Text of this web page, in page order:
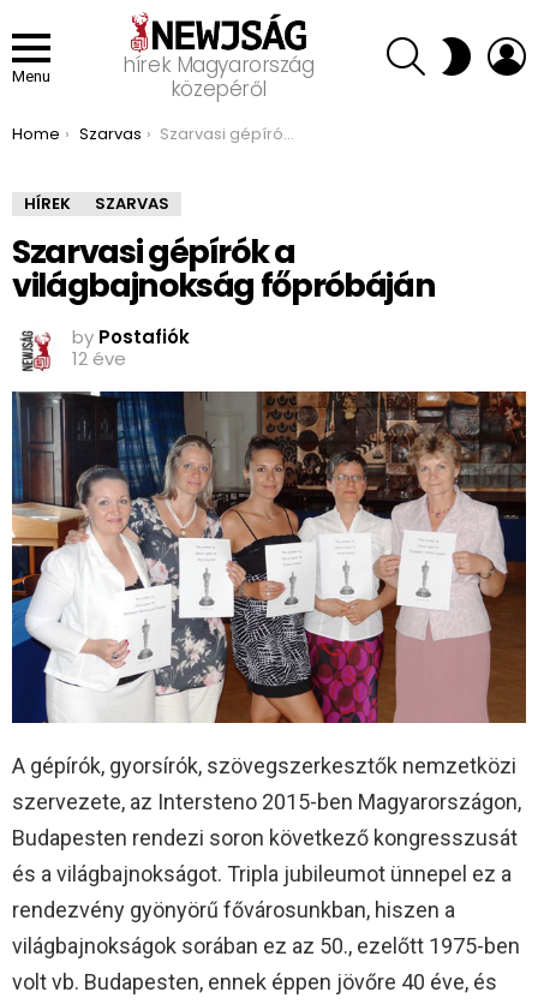
Menu
hírek Magyarország
közepéről
SEARCH SWITCH
SKIN
You are here:
Home Szarvas Szarvasi gépírók a világbajnokság főpróbáján
HÍREK SZARVAS
Szarvasi gépírók a
világbajnokság főpróbáján
by Postafiók
12 éve
A gépírók, gyorsírók, szövegszerkesztők nemzetközi
szervezete, az Intersteno 2015-ben Magyarországon,
Budapesten rendezi soron következő kongresszusát
és a világbajnokságot. Tripla jubileumot ünnepel ez a
rendezvény gyönyörű fővárosunkban, hiszen a
világbajnokságok sorában ez az 50., ezelőtt 1975-ben
volt vb. Budapesten, ennek éppen jövőre 40 éve, és